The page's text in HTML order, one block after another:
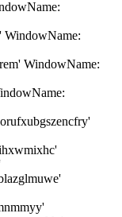
WindowName:
WindowName: